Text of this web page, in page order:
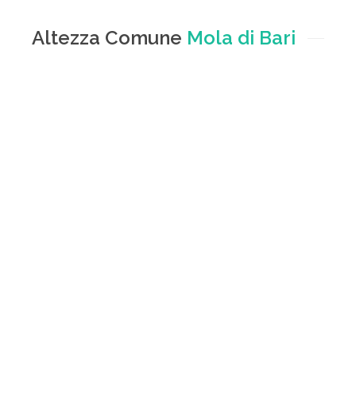
Altezza Comune Mola di Bari